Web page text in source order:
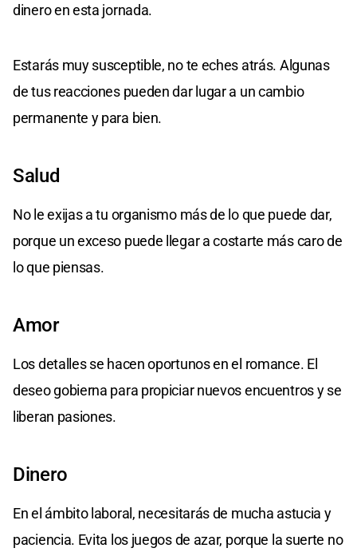
dinero en esta jornada.
Estarás muy susceptible, no te eches atrás. Algunas
de tus reacciones pueden dar lugar a un cambio
permanente y para bien.
Salud
No le exijas a tu organismo más de lo que puede dar,
porque un exceso puede llegar a costarte más caro de
lo que piensas.
Amor
Los detalles se hacen oportunos en el romance. El
deseo gobierna para propiciar nuevos encuentros y se
liberan pasiones.
Dinero
En el ámbito laboral, necesitarás de mucha astucia y
paciencia. Evita los juegos de azar, porque la suerte no